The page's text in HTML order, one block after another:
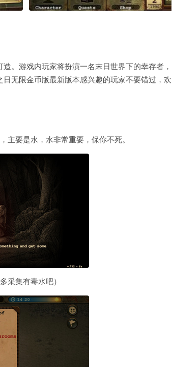
。游戏内玩家将扮演一名末日世界下的幸存者，
无限金币版最新版本感兴趣的玩家不要错过，欢
主要是水，水非常重要，保你不死。
采集有毒水吧）